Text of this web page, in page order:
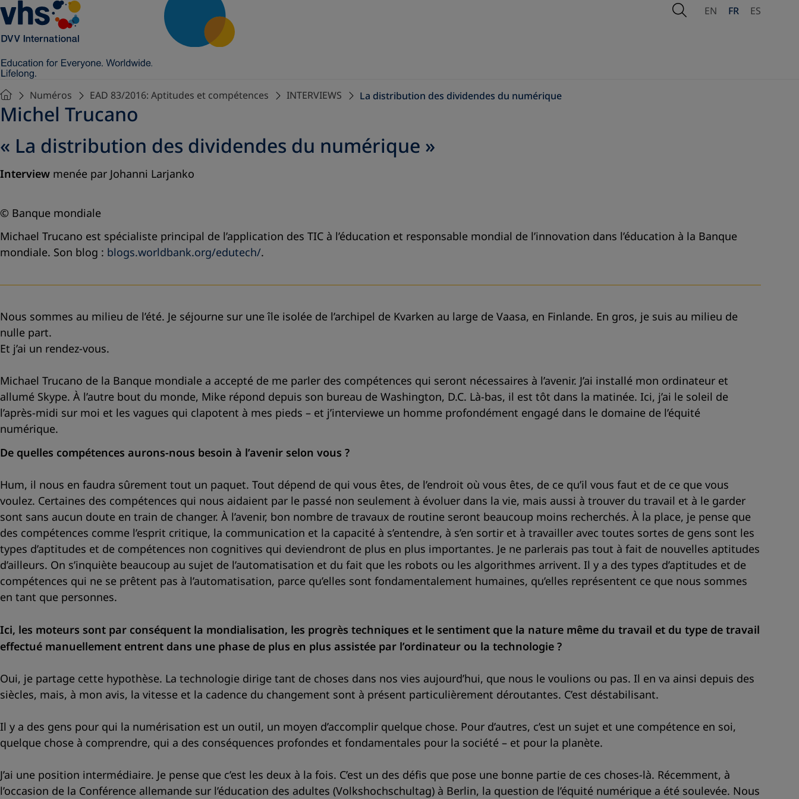
Open Search
EN FR ES
Numéros EAD 83/2016: Aptitudes et compétences INTERVIEWS La distribution des dividendes du numérique
Michel Trucano
« La distribution des dividendes du numérique »
Interview menée par Johanni Larjanko
© Banque mondiale
Michael Trucano est spécialiste principal de l’application des TIC à l’éducation et responsable mondial de l’innovation dans l’éducation à la Banque
mondiale. Son blog : blogs.worldbank.org/edutech/.
Nous sommes au milieu de l’été. Je séjourne sur une île isolée de l’archipel de Kvarken au large de Vaasa, en Finlande. En gros, je suis au milieu de
nulle part.
Et j’ai un rendez-vous.
Michael Trucano de la Banque mondiale a accepté de me parler des compétences qui seront nécessaires à l’avenir. J’ai installé mon ordinateur et
allumé Skype. À l’autre bout du monde, Mike répond depuis son bureau de Washington, D.C. Là-bas, il est tôt dans la matinée. Ici, j’ai le soleil de
l’après-midi sur moi et les vagues qui clapotent à mes pieds – et j’interviewe un homme profondément engagé dans le domaine de l’équité
numérique.
De quelles compétences aurons-nous besoin à l’avenir selon vous ?
Hum, il nous en faudra sûrement tout un paquet. Tout dépend de qui vous êtes, de l’endroit où vous êtes, de ce qu’il vous faut et de ce que vous
voulez. Certaines des compétences qui nous aidaient par le passé non seulement à évoluer dans la vie, mais aussi à trouver du travail et à le garder
sont sans aucun doute en train de changer. À l’avenir, bon nombre de travaux de routine seront beaucoup moins recherchés. À la place, je pense que
des compétences comme l’esprit critique, la communication et la capacité à s’entendre, à s’en sortir et à travailler avec toutes sortes de gens sont les
types d’aptitudes et de compétences non cognitives qui deviendront de plus en plus importantes. Je ne parlerais pas tout à fait de nouvelles aptitudes
d’ailleurs. On s’inquiète beaucoup au sujet de l’automatisation et du fait que les robots ou les algorithmes arrivent. Il y a des types d’aptitudes et de
compétences qui ne se prêtent pas à l’automatisation, parce qu’elles sont fondamentalement humaines, qu’elles représentent ce que nous sommes
en tant que personnes.
Ici, les moteurs sont par conséquent la mondialisation, les progrès techniques et le sentiment que la nature même du travail et du type de travail
effectué manuellement entrent dans une phase de plus en plus assistée par l’ordinateur ou la technologie ?
Oui, je partage cette hypothèse. La technologie dirige tant de choses dans nos vies aujourd’hui, que nous le voulions ou pas. Il en va ainsi depuis des
siècles, mais, à mon avis, la vitesse et la cadence du changement sont à présent particulièrement déroutantes. C’est déstabilisant.
Il y a des gens pour qui la numérisation est un outil, un moyen d’accomplir quelque chose. Pour d’autres, c’est un sujet et une compétence en soi,
quelque chose à comprendre, qui a des conséquences profondes et fondamentales pour la société – et pour la planète.
J’ai une position intermédiaire. Je pense que c’est les deux à la fois. C’est un des défis que pose une bonne partie de ces choses-là. Récemment, à
l’occasion de la Conférence allemande sur l’éducation des adultes (Volkshochschultag) à Berlin, la question de l’équité numérique a été soulevée. Nous